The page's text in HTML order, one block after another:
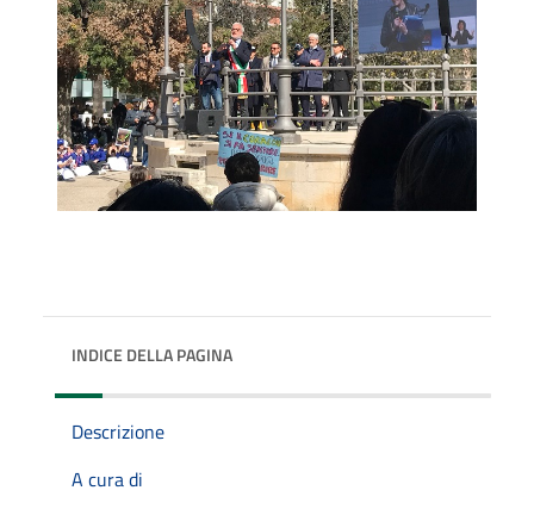
INDICE DELLA PAGINA
Descrizione
A cura di